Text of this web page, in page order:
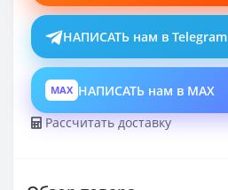
НАПИСАТЬ нам в Telegram
MAX НАПИСАТЬ нам в MAX
Рассчитать доставку